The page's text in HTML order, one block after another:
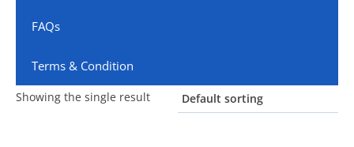
FAQs
Terms & Condition
Showing the single result